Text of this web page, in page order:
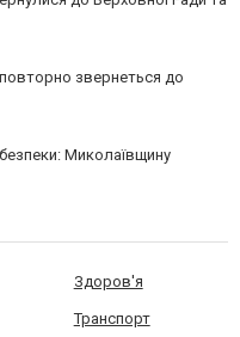
звернеться до
Миколаївщину
Здоров'я
Транспорт